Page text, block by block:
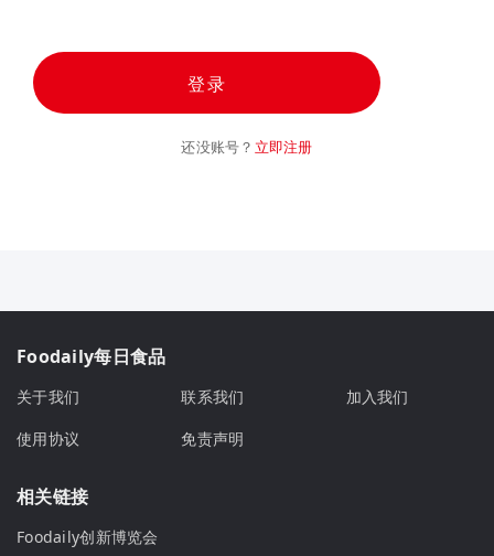
登录
还没账号？ 立即注册
Foodaily每日食品
关于我们 联系我们
加入我们
使用协议
免责声明
相关链接
Foodaily创新博览会